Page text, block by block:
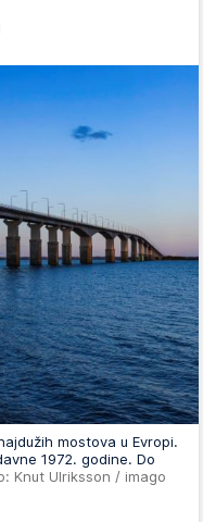
mostova u Evropi.
1972. godine. Do
Knut Ulriksson / imago